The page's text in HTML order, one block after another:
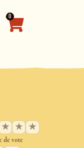
0
★ ★ ★
de vote